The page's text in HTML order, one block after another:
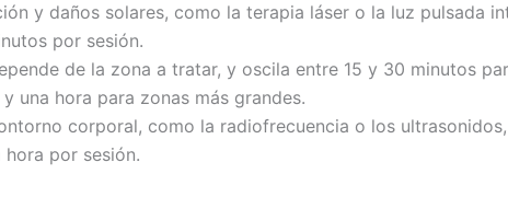
y daños solares, como la terapia láser o la luz pulsada
por sesión.
de la zona a tratar, y oscila entre 15 y 30 minutos
una hora para zonas más grandes.
corporal, como la radiofrecuencia o los ultrasonidos,
por sesión.